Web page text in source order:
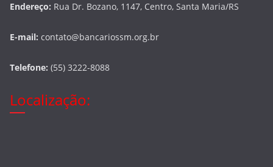
Endereço: Rua Dr. Bozano, 1147, Centro, Santa Maria/RS
E-mail: contato@bancariossm.org.br
Telefone: (55) 3222-8088
Localização: